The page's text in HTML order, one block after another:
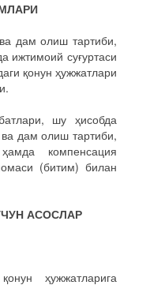
дам олиш тартиби,
ижтимоий суғуртаси
қонун ҳужжатлари
шу ҳисобда
дам олиш тартиби,
компенсация
(битим) билан
АСОСЛАР
ҳужжатларига